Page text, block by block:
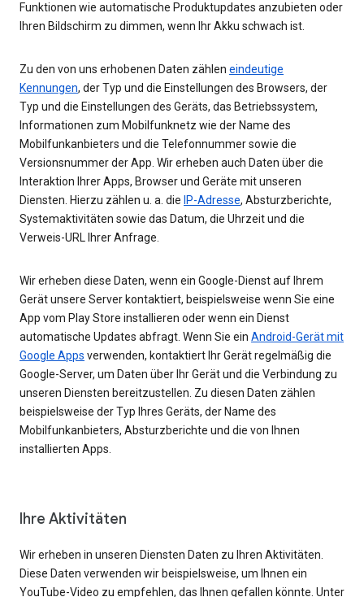
Funktionen wie automatische Produktupdates anzubieten oder
Ihren Bildschirm zu dimmen, wenn Ihr Akku schwach ist.
Zu den von uns erhobenen Daten zählen eindeutige
Kennungen, der Typ und die Einstellungen des Browsers, der
Typ und die Einstellungen des Geräts, das Betriebssystem,
Informationen zum Mobilfunknetz wie der Name des
Mobilfunkanbieters und die Telefonnummer sowie die
Versionsnummer der App. Wir erheben auch Daten über die
Interaktion Ihrer Apps, Browser und Geräte mit unseren
Diensten. Hierzu zählen u. a. die IP-Adresse, Absturzberichte,
Systemaktivitäten sowie das Datum, die Uhrzeit und die
Verweis-URL Ihrer Anfrage.
Wir erheben diese Daten, wenn ein Google-Dienst auf Ihrem
Gerät unsere Server kontaktiert, beispielsweise wenn Sie eine
App vom Play Store installieren oder wenn ein Dienst
automatische Updates abfragt. Wenn Sie ein Android-Gerät mit
Google Apps verwenden, kontaktiert Ihr Gerät regelmäßig die
Google-Server, um Daten über Ihr Gerät und die Verbindung zu
unseren Diensten bereitzustellen. Zu diesen Daten zählen
beispielsweise der Typ Ihres Geräts, der Name des
Mobilfunkanbieters, Absturzberichte und die von Ihnen
installierten Apps.
Ihre Aktivitäten
Wir erheben in unseren Diensten Daten zu Ihren Aktivitäten.
Diese Daten verwenden wir beispielsweise, um Ihnen ein
YouTube-Video zu empfehlen, das Ihnen gefallen könnte. Unter